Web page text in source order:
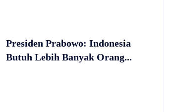
Presiden Prabowo: Indonesia
Butuh Lebih Banyak Orang...